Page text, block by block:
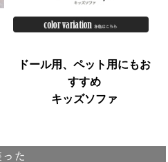
ドール用、ペット用にもお
すすめ
キッズソファ